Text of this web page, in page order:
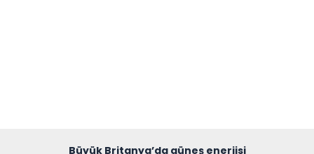
Büyük Britanya’da güneş enerjisi